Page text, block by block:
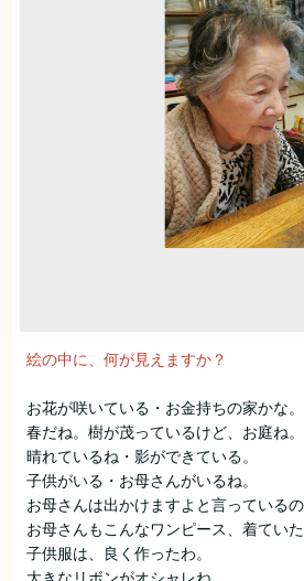
絵の中に、何が見えますか？
お花が咲いている・お金持ちの家かな。
春だね。樹が茂っているけど、お庭ね。
晴れているね・影ができている。
子供がいる・お母さんがいるね。
お母さんは出かけますよと言っているの
お母さんもこんなワンピース、着ていた
子供服は、良く作ったわ。